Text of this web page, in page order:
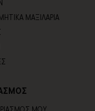
ΜΑΞΙΛΑΡΙΑ